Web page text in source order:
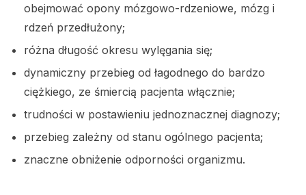
obejmować opony mózgowo-rdzeniowe, mózg i
rdzeń przedłużony;
różna długość okresu wylęgania się;
dynamiczny przebieg od łagodnego do bardzo
ciężkiego, ze śmiercią pacjenta włącznie;
trudności w postawieniu jednoznacznej diagnozy;
przebieg zależny od stanu ogólnego pacjenta;
znaczne obniżenie odporności organizmu.